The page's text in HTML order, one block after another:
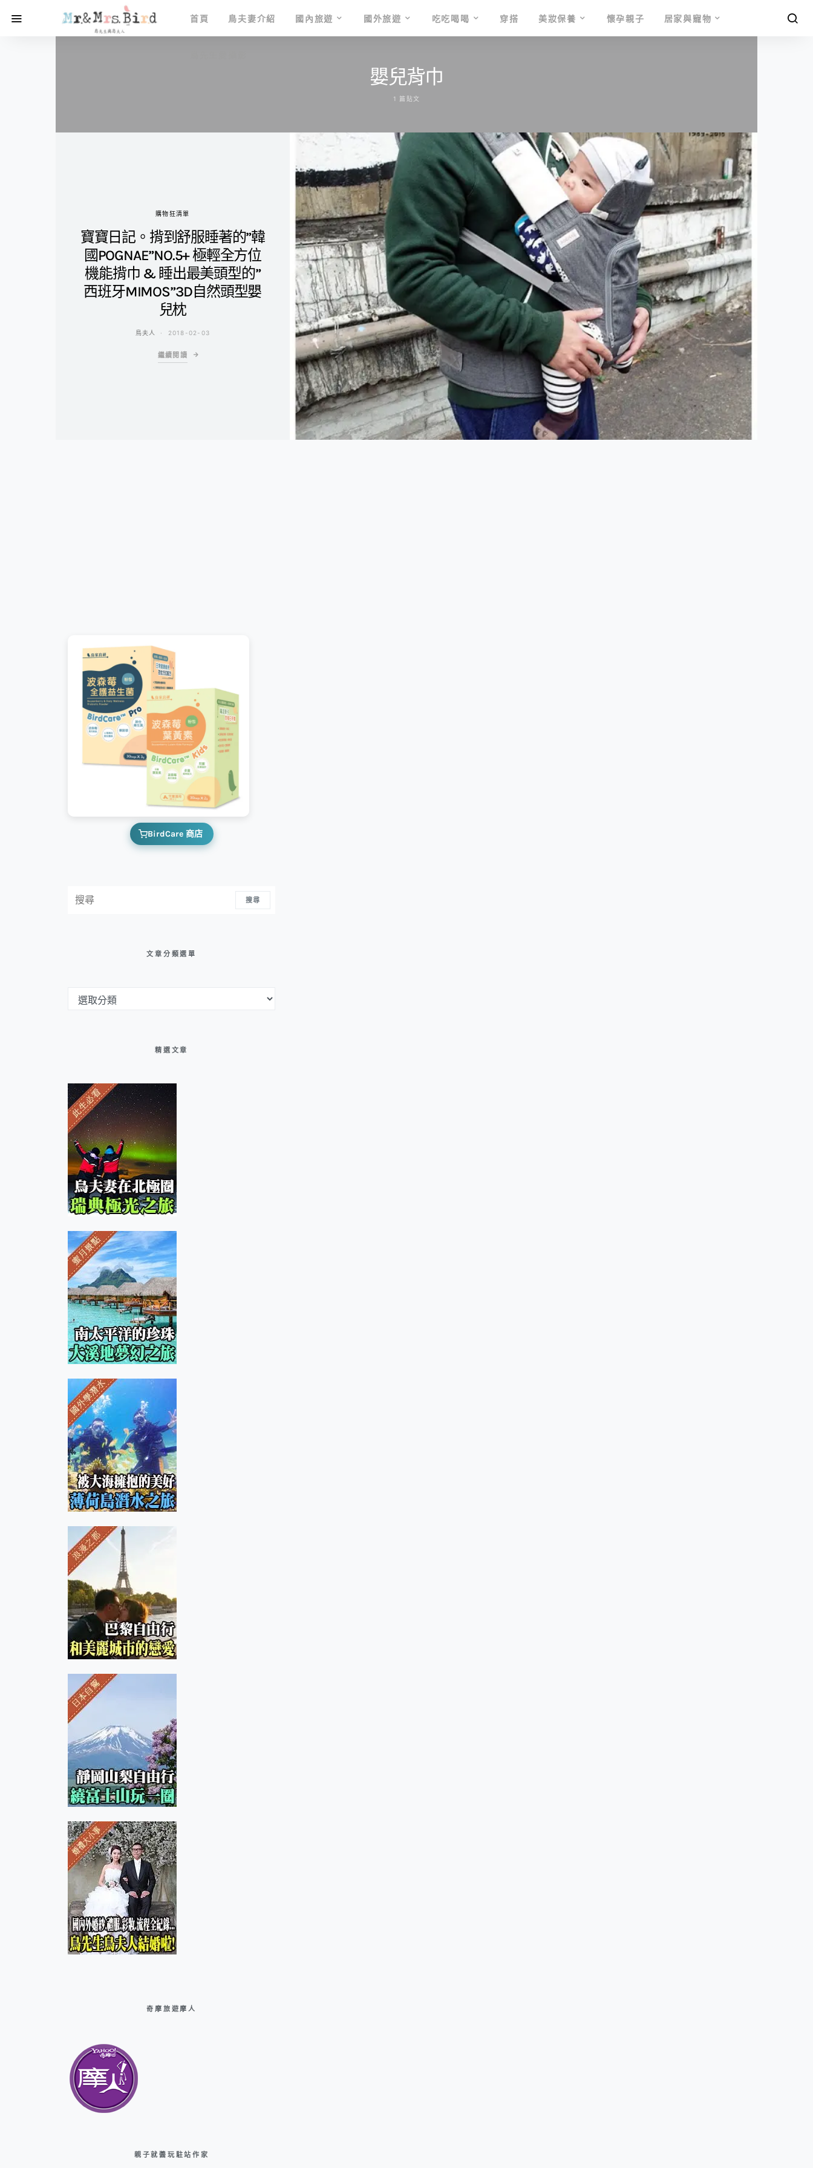
首頁 鳥夫妻介紹 國內旅遊 國外旅遊 吃吃喝喝 穿搭 美妝保養 懷孕親子 居家與寵物
嬰兒背巾
1 篇貼文
購物狂清單
寶寶日記。揹到舒服睡著的”韓
國POGNAE”NO.5+ 極輕全方位
機能揹巾 & 睡出最美頭型的”
西班牙MIMOS”3D自然頭型嬰
兒枕
鳥夫人 2018-02-03
繼續閱讀
BirdCare 商店
搜尋
文章分類選單
精選文章
奇摩旅遊摩人
親子就醬玩駐站作家